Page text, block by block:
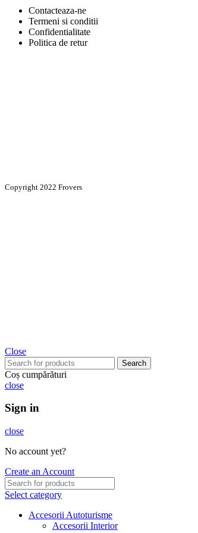
Contacteaza-ne
Termeni si conditii
Confidentialitate
Politica de retur
Copyright 2022 Frovers
Close
Search
Coș cumpărături
close
Sign in
close
No account yet?
Create an Account
Select category
Accesorii Autoturisme
Accesorii Interior